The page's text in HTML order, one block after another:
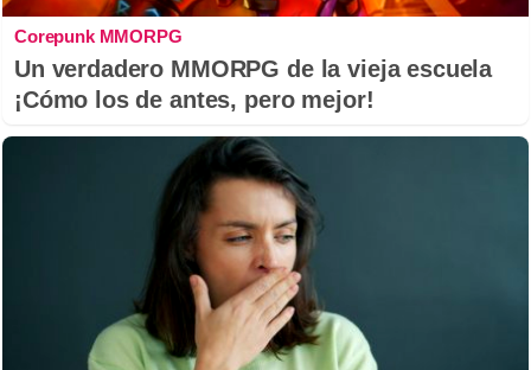
Corepunk MMORPG
Un verdadero MMORPG de la vieja escuela
¡Cómo los de antes, pero mejor!